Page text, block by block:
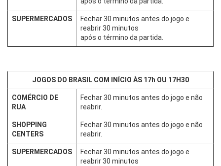
SUPERMERCADOS
Fechar 30 minutos antes do jogo e
reabrir 30 minutos
após o término da partida.
JOGOS DO BRASIL COM INÍCIO ÀS 17h OU 17H30
COMÉRCIO DE
RUA
Fechar 30 minutos antes do jogo e não
reabrir.
SHOPPING
CENTERS
Fechar 30 minutos antes do jogo e não
reabrir.
SUPERMERCADOS
Fechar 30 minutos antes do jogo e
reabrir 30 minutos